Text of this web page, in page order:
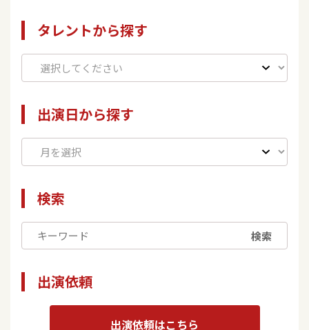
タレントから探す
出演日から探す
検索
検索
出演依頼
出演依頼はこちら